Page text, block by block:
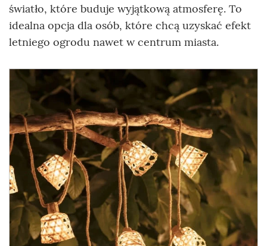
światło, które buduje wyjątkową atmosferę. To
idealna opcja dla osób, które chcą uzyskać efekt
letniego ogrodu nawet w centrum miasta.